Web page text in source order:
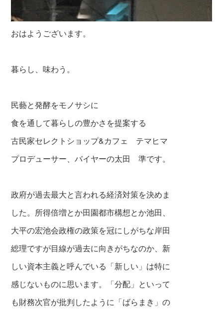
おはようございます。
暮らし、味わう。
民藝と発酵をモノサシに
食を通して暮らしの豊かさを提案する
古民家セレクトショップ&カフェ テマヒマ
プロデューサー、バイヤーの太田 準です。
政府が過去最大と言われる経済対策を決めま
した。所得倍増とか田園都市構想とか池田、
大平の宏池会政権の政策を冠にしがちな岸田
総理ですが目線が過去に向きがちなのか、新
しい資本主義と呼んでいる「新しい」は特に
感じないものに思います。「分配」といって
も財務次官が批判したように「ばらまき」の